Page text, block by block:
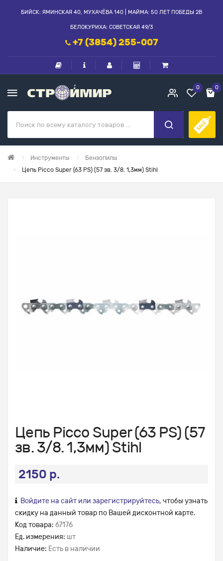
БИЙСК: ЯМИНСКАЯ 40, МУХАЧЁВА 140 | МАЙМА: 50 ЛЕТ ПОБЕДЫ 2В
БЕЛОКУРИХА: СОВЕТСКАЯ 49/3
+7 (3854) 255-007
0 0
Инструменты
Бензопилы
Цепь Picco Super (63 PS) (57 зв. 3/8. 1,3мм) Stihl
Цепь Picco Super (63 PS) (57
зв. 3/8. 1,3мм) Stihl
2150 р.
Войдите на сайт или зарегистрируйтесь, чтобы узнать
скидку на данный товар по Вашей дисконтной карте.
Код товара: 67176
Ед. измерения: шт
Наличие: Есть в наличии